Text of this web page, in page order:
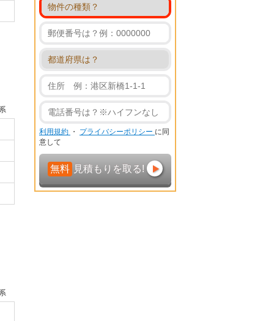
利用規約 ・ プライバシーポリシー に同
意して
無料 見積もりを取る!